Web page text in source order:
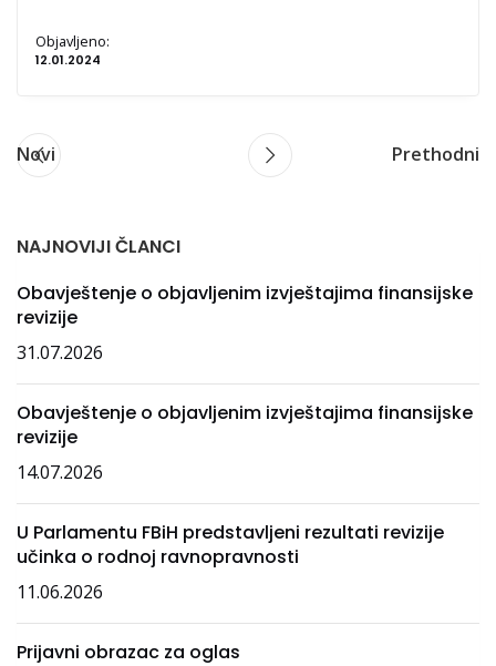
Objavljeno:
12.01.2024
Novi Prethodni
NAJNOVIJI ČLANCI
Obavještenje o objavljenim izvještajima finansijske
revizije
31.07.2026
Obavještenje o objavljenim izvještajima finansijske
revizije
14.07.2026
U Parlamentu FBiH predstavljeni rezultati revizije
učinka o rodnoj ravnopravnosti
11.06.2026
Prijavni obrazac za oglas